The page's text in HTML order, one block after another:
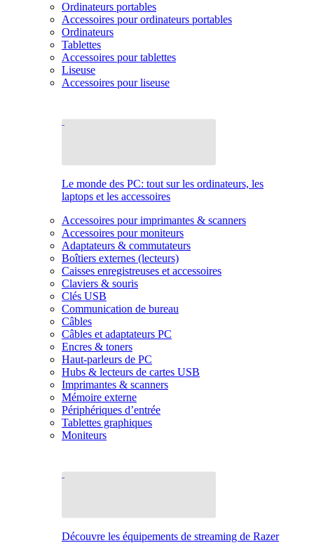
Ordinateurs portables
Accessoires pour ordinateurs portables
Ordinateurs
Tablettes
Accessoires pour tablettes
Liseuse
Accessoires pour liseuse
Le monde des PC: tout sur les ordinateurs, les
laptops et les accessoires
Accessoires pour imprimantes & scanners
Accessoires pour moniteurs
Adaptateurs & commutateurs
Boîtiers externes (lecteurs)
Caisses enregistreuses et accessoires
Claviers & souris
Clés USB
Communication de bureau
Câbles
Câbles et adaptateurs PC
Encres & toners
Haut-parleurs de PC
Hubs & lecteurs de cartes USB
Imprimantes & scanners
Mémoire externe
Périphériques d’entrée
Tablettes graphiques
Moniteurs
Découvre les équipements de streaming de Razer